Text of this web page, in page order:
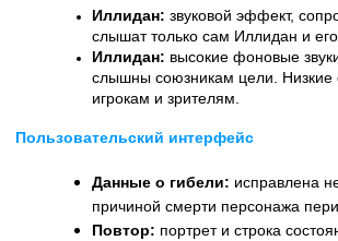
Иллидан: звуковой эффект,
слышат только сам Иллидан и
Иллидан: высокие фоновые
слышны союзникам цели. Низкие
игрокам и зрителям.
Пользовательский интерфейс
Данные о гибели: исправлена
причиной смерти персонажа
Повтор: портрет и строка